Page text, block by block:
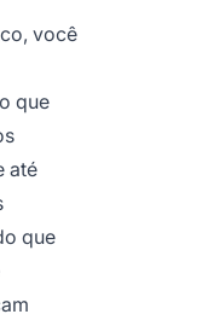
você
que
até
que